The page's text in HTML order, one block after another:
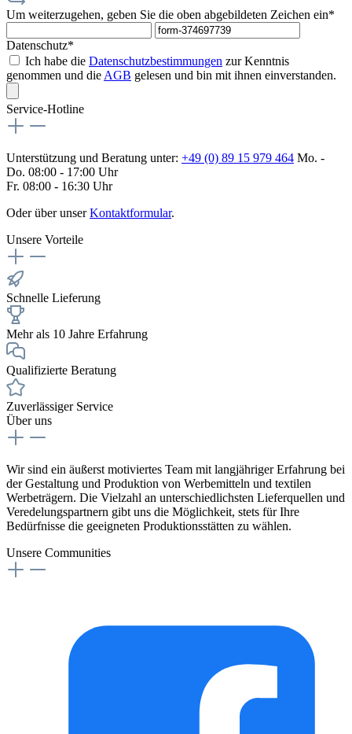
Um weiterzugehen, geben Sie die oben abgebildeten Zeichen ein*
Datenschutz*
Ich habe die Datenschutzbestimmungen zur Kenntnis
genommen und die AGB gelesen und bin mit ihnen einverstanden.
Service-Hotline
Unterstützung und Beratung unter: +49 (0) 89 15 979 464 Mo. -
Do. 08:00 - 17:00 Uhr
Fr. 08:00 - 16:30 Uhr
Oder über unserKontaktformular.
Unsere Vorteile
Schnelle Lieferung
Mehr als 10 Jahre Erfahrung
Qualifizierte Beratung
Zuverlässiger Service
Über uns
Wir sind ein äußerst motiviertes Team mit langjähriger Erfahrung bei
der Gestaltung und Produktion von Werbemitteln und textilen
Werbeträgern. Die Vielzahl an unterschiedlichsten Lieferquellen und
Veredelungspartnern gibt uns die Möglichkeit, stets für Ihre
Bedürfnisse die geeigneten Produktionsstätten zu wählen.
Unsere Communities